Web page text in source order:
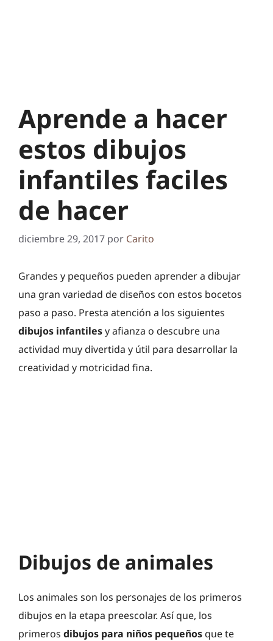
Aprende a hacer
estos dibujos
infantiles faciles
de hacer
diciembre 29, 2017 por Carito
Grandes y pequeños pueden aprender a dibujar
una gran variedad de diseños con estos bocetos
paso a paso. Presta atención a los siguientes
dibujos infantilesy afianza o descubre una
actividad muy divertida y útil para desarrollar la
creatividad y motricidad fina.
Dibujos de animales
Los animales son los personajes de los primeros
dibujos en la etapa preescolar. Así que, los
primeros dibujos para niños pequeños que te